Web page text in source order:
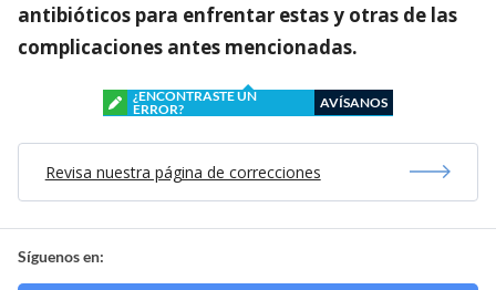
antibióticos para enfrentar estas y otras de las
complicaciones antes mencionadas.
¿ENCONTRASTE UN
ERROR?
AVÍSANOS
Revisa nuestra página de correcciones
Síguenos en: